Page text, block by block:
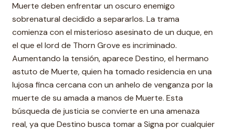
Muerte deben enfrentar un oscuro enemigo
sobrenatural decidido a separarlos. La trama
comienza con el misterioso asesinato de un duque, en
el que el lord de Thorn Grove es incriminado.
Aumentando la tensión, aparece Destino, el hermano
astuto de Muerte, quien ha tomado residencia en una
lujosa finca cercana con un anhelo de venganza por la
muerte de su amada a manos de Muerte. Esta
búsqueda de justicia se convierte en una amenaza
real, ya que Destino busca tomar a Signa por cualquier